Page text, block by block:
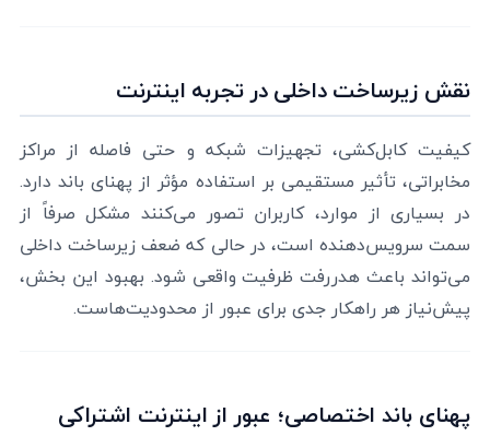
نقش زیرساخت داخلی در تجربه اینترنت
کیفیت کابل‌کشی، تجهیزات شبکه و حتی فاصله از مراکز
مخابراتی، تأثیر مستقیمی بر استفاده مؤثر از پهنای باند دارد.
در بسیاری از موارد، کاربران تصور می‌کنند مشکل صرفاً از
سمت سرویس‌دهنده است، در حالی که ضعف زیرساخت داخلی
می‌تواند باعث هدررفت ظرفیت واقعی شود. بهبود این بخش،
پیش‌نیاز هر راهکار جدی برای عبور از محدودیت‌هاست.
پهنای باند اختصاصی؛ عبور از اینترنت اشتراکی